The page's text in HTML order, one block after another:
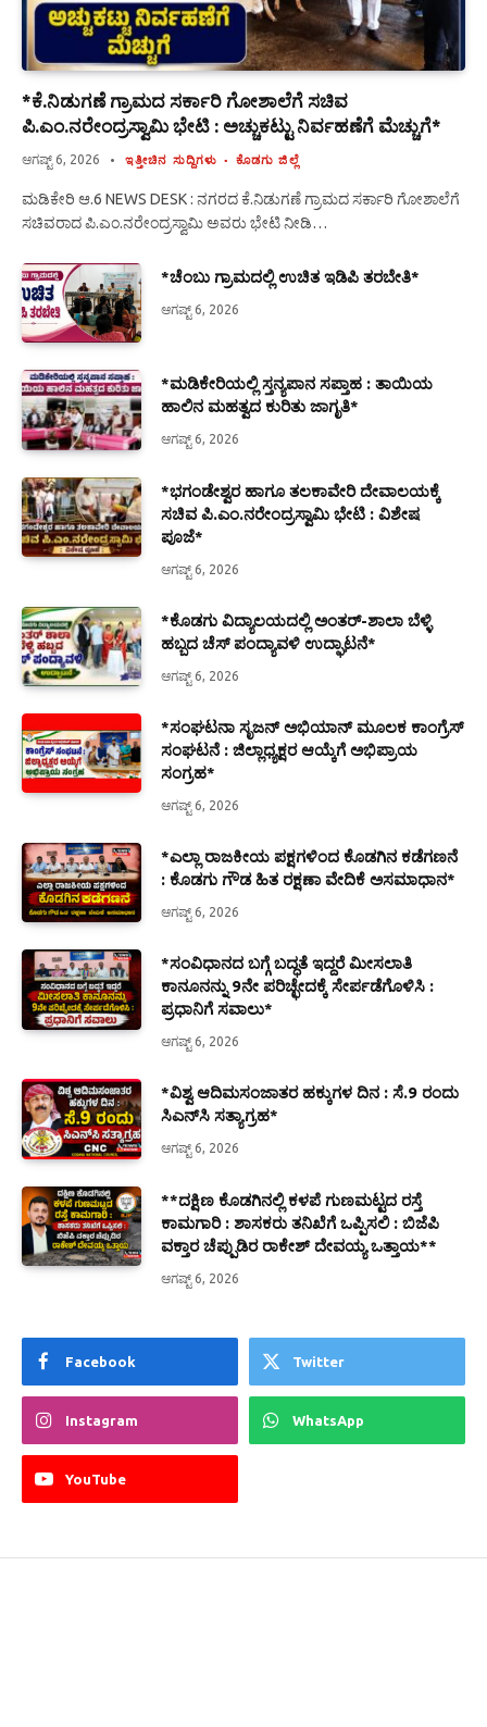
*ಕೆ.ನಿಡುಗಣೆ ಗ್ರಾಮದ ಸರ್ಕಾರಿ ಗೋಶಾಲೆಗೆ ಸಚಿವ
ಪಿ.ಎಂ.ನರೇಂದ್ರಸ್ವಾಮಿ ಭೇಟಿ : ಅಚ್ಚುಕಟ್ಟು ನಿರ್ವಹಣೆಗೆ ಮೆಚ್ಚುಗೆ*
ಆಗಷ್ಟ್ 6, 2026 ಇತ್ತೀಚಿನ ಸುದ್ದಿಗಳು ಕೊಡಗು ಜಿಲ್ಲೆ
ಮಡಿಕೇರಿ ಆ.6 NEWS DESK : ನಗರದ ಕೆ.ನಿಡುಗಣೆ ಗ್ರಾಮದ ಸರ್ಕಾರಿ ಗೋಶಾಲೆಗೆ
ಸಚಿವರಾದ ಪಿ.ಎಂ.ನರೇಂದ್ರಸ್ವಾಮಿ ಅವರು ಭೇಟಿ ನೀಡಿ…
*ಚೆಂಬು ಗ್ರಾಮದಲ್ಲಿ ಉಚಿತ ಇಡಿಪಿ ತರಬೇತಿ*
ಆಗಷ್ಟ್ 6, 2026
*ಮಡಿಕೇರಿಯಲ್ಲಿ ಸ್ತನ್ಯಪಾನ ಸಪ್ತಾಹ : ತಾಯಿಯ
ಹಾಲಿನ ಮಹತ್ವದ ಕುರಿತು ಜಾಗೃತಿ*
ಆಗಷ್ಟ್ 6, 2026
*ಭಗಂಡೇಶ್ವರ ಹಾಗೂ ತಲಕಾವೇರಿ ದೇವಾಲಯಕ್ಕೆ
ಸಚಿವ ಪಿ.ಎಂ.ನರೇಂದ್ರಸ್ವಾಮಿ ಭೇಟಿ : ವಿಶೇಷ
ಪೂಜೆ*
ಆಗಷ್ಟ್ 6, 2026
*ಕೊಡಗು ವಿದ್ಯಾಲಯದಲ್ಲಿ ಅಂತರ್-ಶಾಲಾ ಬೆಳ್ಳಿ
ಹಬ್ಬದ ಚೆಸ್ ಪಂದ್ಯಾವಳಿ ಉದ್ಘಾಟನೆ*
ಆಗಷ್ಟ್ 6, 2026
*ಸಂಘಟನಾ ಸೃಜನ್ ಅಭಿಯಾನ್ ಮೂಲಕ ಕಾಂಗ್ರೆಸ್
ಸಂಘಟನೆ : ಜಿಲ್ಲಾಧ್ಯಕ್ಷರ ಆಯ್ಕೆಗೆ ಅಭಿಪ್ರಾಯ
ಸಂಗ್ರಹ*
ಆಗಷ್ಟ್ 6, 2026
*ಎಲ್ಲಾ ರಾಜಕೀಯ ಪಕ್ಷಗಳಿಂದ ಕೊಡಗಿನ ಕಡೆಗಣನೆ
: ಕೊಡಗು ಗೌಡ ಹಿತ ರಕ್ಷಣಾ ವೇದಿಕೆ ಅಸಮಾಧಾನ*
ಆಗಷ್ಟ್ 6, 2026
*ಸಂವಿಧಾನದ ಬಗ್ಗೆ ಬದ್ಧತೆ ಇದ್ದರೆ ಮೀಸಲಾತಿ
ಕಾನೂನನ್ನು 9ನೇ ಪರಿಚ್ಛೇದಕ್ಕೆ ಸೇರ್ಪಡೆಗೊಳಿಸಿ :
ಪ್ರಧಾನಿಗೆ ಸವಾಲು*
ಆಗಷ್ಟ್ 6, 2026
*ವಿಶ್ವ ಆದಿಮಸಂಜಾತರ ಹಕ್ಕುಗಳ ದಿನ : ಸೆ.9 ರಂದು
ಸಿಎನ್‌ಸಿ ಸತ್ಯಾಗ್ರಹ*
ಆಗಷ್ಟ್ 6, 2026
**ದಕ್ಷಿಣ ಕೊಡಗಿನಲ್ಲಿ ಕಳಪೆ ಗುಣಮಟ್ಟದ ರಸ್ತೆ
ಕಾಮಗಾರಿ : ಶಾಸಕರು ತನಿಖೆಗೆ ಒಪ್ಪಿಸಲಿ : ಬಿಜೆಪಿ
ವಕ್ತಾರ ಚೆಪ್ಪುಡಿರ ರಾಕೇಶ್ ದೇವಯ್ಯ ಒತ್ತಾಯ**
ಆಗಷ್ಟ್ 6, 2026
Facebook Twitter
Instagram WhatsApp
YouTube